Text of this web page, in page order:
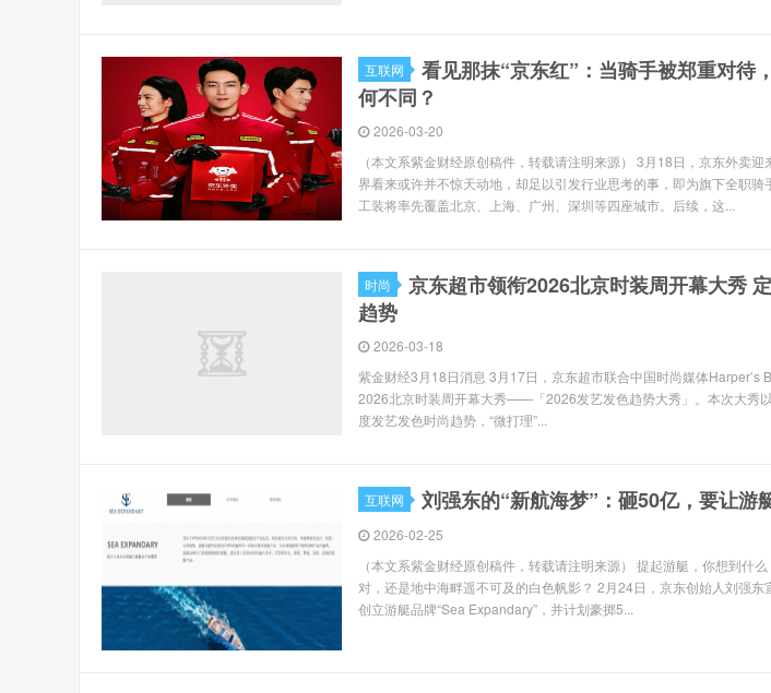
互联网
看见那抹“京东红”：当骑手被郑重对待
何不同？
2026-03-20
（本文系紫金财经原创稿件，转载请注明来源） 3月18日，京东外卖
界看来或许并不惊天动地，却足以引发行业思考的事，即为旗下全职
工装将率先覆盖北京、上海、广州、深圳等四座城市。后续，这...
时尚
京东超市领衔2026北京时装周开幕大秀
趋势
2026-03-18
紫金财经3月18日消息 3月17日，京东超市联合中国时尚媒体Harper’s
2026北京时装周开幕大秀——「2026发艺发色趋势大秀」。本次大秀
度发艺发色时尚趋势，“微打理”...
互联网 刘强东的“新航海梦”：砸50亿，要让游
2026-02-25
（本文系紫金财经原创稿件，转载请注明来源） 提起游艇，你想到什
对，还是地中海畔遥不可及的白色帆影？ 2月24日，京东创始人刘强
创立游艇品牌“Sea Expandary”，并计划豪掷5...